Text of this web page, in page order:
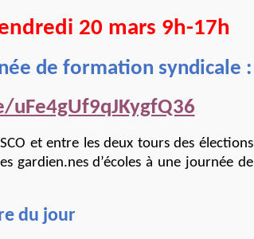
20 mars 9h-17h
de formation syndicale :
et entre les deux tours des élections
gardien.nes d’écoles à une journée de
du jour